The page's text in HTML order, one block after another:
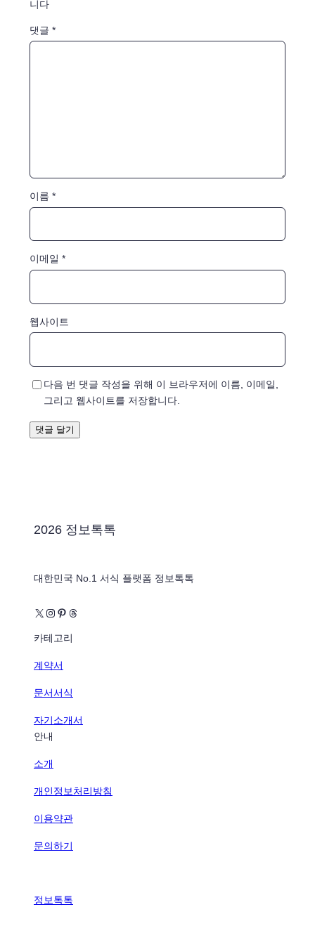
니다
댓글 *
이름 *
이메일 *
웹사이트
다음 번 댓글 작성을 위해 이 브라우저에 이름, 이메일,
그리고 웹사이트를 저장합니다.
2026 정보톡톡
대한민국 No.1 서식 플랫폼 정보톡톡
X Instagram Pinterest Threads
카테고리
계약서
문서서식
자기소개서
안내
소개
개인정보처리방침
이용약관
문의하기
정보톡톡